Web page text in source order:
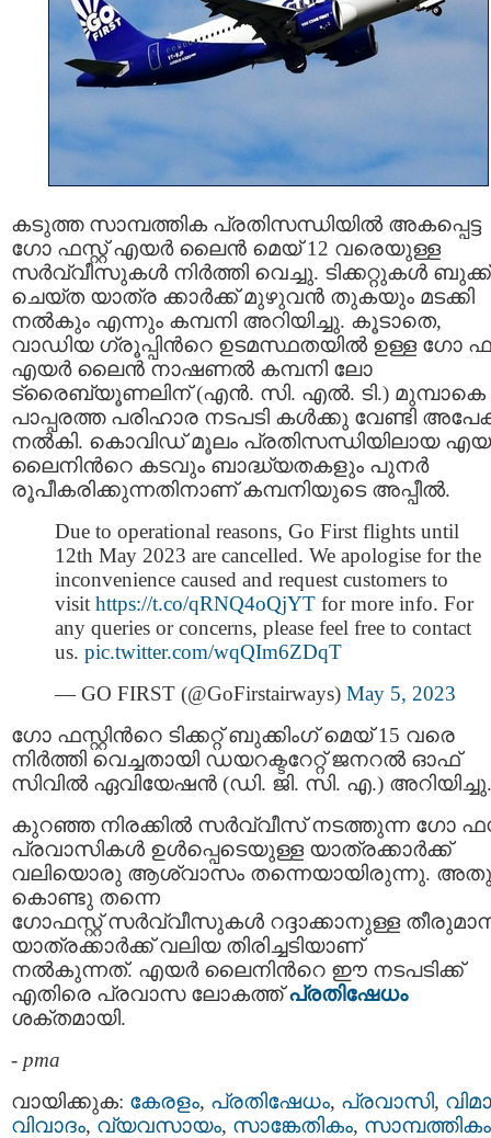
കടുത്ത സാമ്പത്തിക പ്രതിസന്ധിയില്‍ അകപ്പെട്ട
ഗോ ഫസ്റ്റ് എയർ ലൈൻ മെയ് 12 വരെയുള്ള
സർവ്വീസുകൾ നിർത്തി വെച്ചു. ടിക്കറ്റുകൾ ബുക്ക്
ചെയ്ത യാത്ര ക്കാർക്ക് മുഴുവൻ തുകയും മടക്കി
നൽകും എന്നും കമ്പനി അറിയിച്ചു. കൂടാതെ,
വാഡിയ ഗ്രൂപ്പിന്‍റെ ഉടമസ്ഥതയില്‍ ഉള്ള ഗോ
എയർ ലൈൻ നാഷണൽ കമ്പനി ലോ
ട്രൈബ്യൂണലിന് (എൻ‌. സി‌. എൽ‌. ടി.) മുമ്പാകെ
പാപ്പരത്ത പരിഹാര നടപടി കൾക്കു വേണ്ടി
നൽകി. കൊവിഡ് മൂലം പ്രതിസന്ധിയിലായ
ലൈനിന്‍റെ കടവും ബാദ്ധ്യതകളും പുനർ
രൂപീകരിക്കുന്നതിനാണ് കമ്പനിയുടെ അപ്പീൽ.
Due to operational reasons, Go First flights until
12th May 2023 are cancelled. We apologise for the
inconvenience caused and request customers to
visit https://t.co/qRNQ4oQjYT for more info. For
any queries or concerns, please feel free to contact
us. pic.twitter.com/wqQIm6ZDqT
— GO FIRST (@GoFirstairways) May 5, 2023
ഗോ ഫസ്റ്റിന്‍റെ ടിക്കറ്റ് ബുക്കിംഗ് മെയ് 15 വരെ
നിർത്തി വെച്ചതായി ഡയറക്ടറേറ്റ് ജനറൽ ഓഫ്
സിവിൽ ഏവിയേഷൻ (ഡി. ജി. സി. എ.) അറിയിച്ചു.
കുറഞ്ഞ നിരക്കിൽ സർവ്വീസ് നടത്തുന്ന ഗോ
പ്രവാസികൾ ഉൾപ്പെടെയുള്ള യാത്രക്കാർക്ക്
വലിയൊരു ആശ്വാസം തന്നെയായിരുന്നു. അതു
കൊണ്ടു തന്നെ
ഗോഫസ്റ്റ് സർവ്വീസുകൾ റദ്ദാക്കാനുള്ള
യാത്രക്കാർക്ക് വലിയ തിരിച്ചടിയാണ്
നൽകുന്നത്. എയര്‍ ലൈനിന്‍റെ ഈ നടപടിക്ക്
എതിരെ പ്രവാസ ലോകത്ത്പ്രതിഷേധം
ശക്തമായി.
- pma
വായിക്കുക: കേരളം, പ്രതിഷേധം, പ്രവാസി,
വിവാദം, വ്യവസായം, സാങ്കേതികം, സാമ്പത്തികം